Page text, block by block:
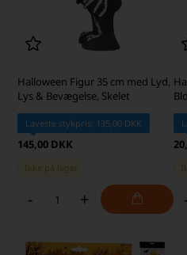
Halloween Figur 35 cm med Lyd,
Lys & Bevægelse, Skelet
Laveste stykpris: 135,00 DKK
145,00 DKK
Ikke på lager
- +